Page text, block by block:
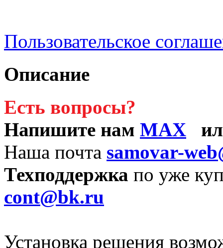
Пользовательское
Описание
Есть вопросы?
Напишите нам MAX
Наша почта samovar-
Техподдержка по уже
cont@bk.ru
Установка решения